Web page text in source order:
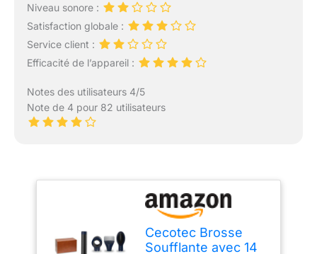
Niveau sonore :
Satisfaction globale :
Service client :
Efficacité de l’appareil :
Notes des utilisateurs 4/5
Note de 4 pour 82 utilisateurs
Cecotec Brosse
Soufflante avec 14